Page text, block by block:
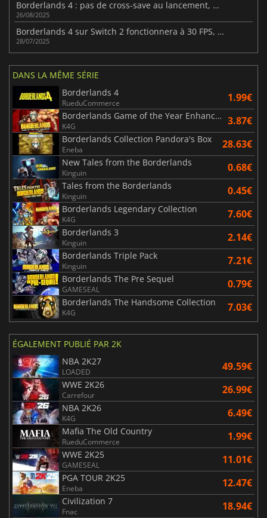
Borderlands 4 : pas de cross-save au lancement, mais plus tard
26/08/2025
Borderlands 4 sur Switch 2 fonctionnera à 30 FPS, confirme Gearbox
28/07/2025
DANS LA MÊME SÉRIE
Borderlands 4
RueduCommerce 1.99€
Borderlands Game of the Year Enhanced
K4G 3.87€
Borderlands Collection Pandora's Box
Eneba 28.63€
New Tales from the Borderlands
Kinguin 0.68€
Tales from the Borderlands
Kinguin 0.45€
Borderlands Legendary Collection
K4G 7.60€
Borderlands 3
Kinguin 2.14€
Borderlands Triple Pack
Kinguin 7.21€
Borderlands The Pre Sequel
GAMESEAL 0.79€
Borderlands The Handsome Collection
K4G 7.03€
ÉGALEMENT PUBLIÉ PAR 2K
NBA 2K27
LOADED 49.59€
WWE 2K26
Carrefour 26.99€
NBA 2K26
K4G 6.49€
Mafia The Old Country
RueduCommerce 1.99€
WWE 2K25
GAMESEAL 11.01€
PGA TOUR 2K25
Eneba 12.47€
Civilization 7
Fnac 18.94€